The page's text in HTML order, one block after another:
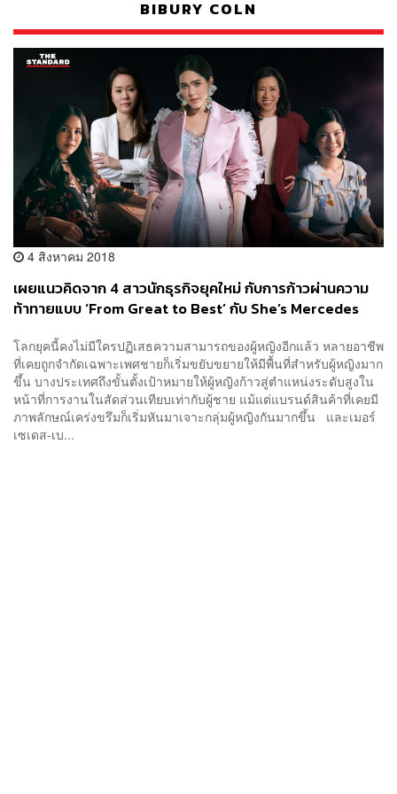
BIBURY COLN
4 สิงหาคม 2018
เผยแนวคิดจาก 4 สาวนักธุรกิจยุคใหม่ กับการก้าวผ่านความ
ท้าทายแบบ ‘From Great to Best’ กับ She’s Mercedes
โลกยุคนี้คงไม่มีใครปฏิเสธความสามารถของผู้หญิงอีกแล้ว หลายอาชีพ
ที่เคยถูกจำกัดเฉพาะเพศชายก็เริ่มขยับขยายให้มีพื้นที่สำหรับผู้หญิงมาก
ขึ้น บางประเทศถึงขั้นตั้งเป้าหมายให้ผู้หญิงก้าวสู่ตำแหน่งระดับสูงใน
หน้าที่การงานในสัดส่วนเทียบเท่ากับผู้ชาย แม้แต่แบรนด์สินค้าที่เคยมี
ภาพลักษณ์เคร่งขรึมก็เริ่มหันมาเจาะกลุ่มผู้หญิงกันมากขึ้น และเมอร์
เซเดส-เบ...